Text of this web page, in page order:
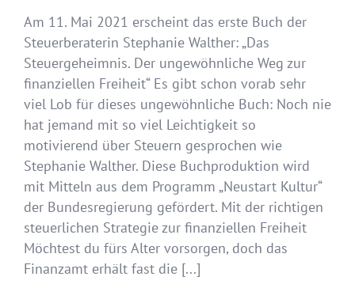
Am 11. Mai 2021 erscheint das erste Buch der
Steuerberaterin Stephanie Walther: „Das
Steuergeheimnis. Der ungewöhnliche Weg zur
finanziellen Freiheit“ Es gibt schon vorab sehr
viel Lob für dieses ungewöhnliche Buch: Noch nie
hat jemand mit so viel Leichtigkeit so
motivierend über Steuern gesprochen wie
Stephanie Walther. Diese Buchproduktion wird
mit Mitteln aus dem Programm „Neustart Kultur“
der Bundesregierung gefördert. Mit der richtigen
steuerlichen Strategie zur finanziellen Freiheit
Möchtest du fürs Alter vorsorgen, doch das
Finanzamt erhält fast die [...]